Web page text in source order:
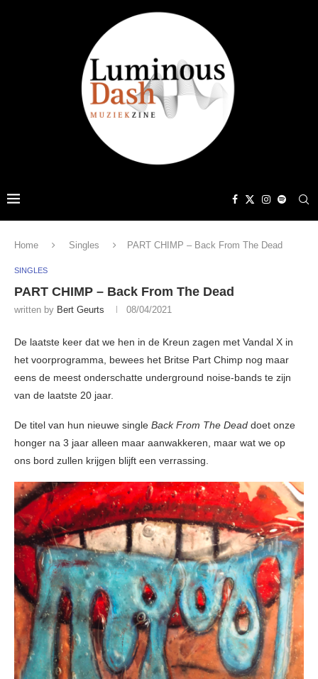
Home Singles PART CHIMP – Back From The Dead
SINGLES
PART CHIMP – Back From The Dead
written by Bert Geurts 08/04/2021
De laatste keer dat we hen in de Kreun zagen met Vandal X in
het voorprogramma, bewees het Britse Part Chimp nog maar
eens de meest onderschatte underground noise-bands te zijn
van de laatste 20 jaar.
De titel van hun nieuwe single Back From The Dead doet onze
honger na 3 jaar alleen maar aanwakkeren, maar wat we op
ons bord zullen krijgen blijft een verrassing.